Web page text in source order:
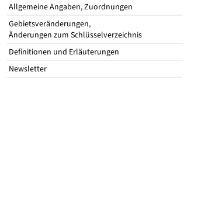
Allgemeine Angaben, Zuordnungen
Gebietsveränderungen,
Änderungen zum Schlüsselverzeichnis
Definitionen und Erläuterungen
Newsletter